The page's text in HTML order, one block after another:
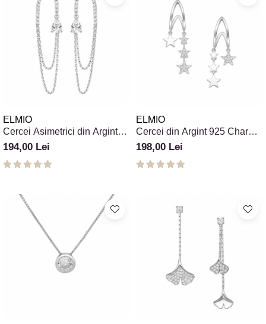
ELMIO
Cercei Asimetrici din Argint
925 cu Lanț și Zirconii
194,00 Lei
ELMIO
Cercei din Argint 925 Charm
Stars
198,00 Lei